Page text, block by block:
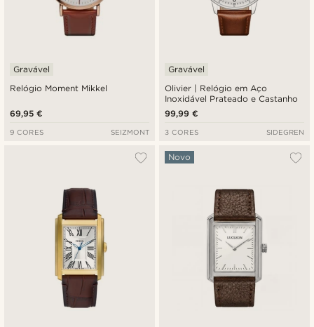
Relógio Moment Mikkel
Gravável
69,95 €
9 CORES SEIZMONT
Olivier | Relógio em Aço
Inoxidável Prateado e Castanho
Gravável
99,99 €
3 CORES SIDEGREN
Novo